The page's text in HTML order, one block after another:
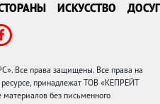
ИСКУССТВО ДОСУГ
Все права защищены. Все права на
принадлежат ТОВ «КЕПРЕЙТ
без письменного